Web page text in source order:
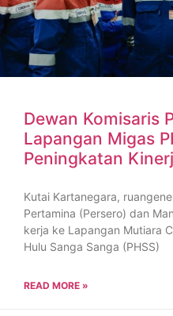
Dewan Komisaris
Lapangan Migas
Peningkatan
Kutai Kartanegara,
Pertamina (Persero) dan
kerja ke Lapangan Mutiara
Hulu Sanga Sanga (PHSS)
READ MORE »